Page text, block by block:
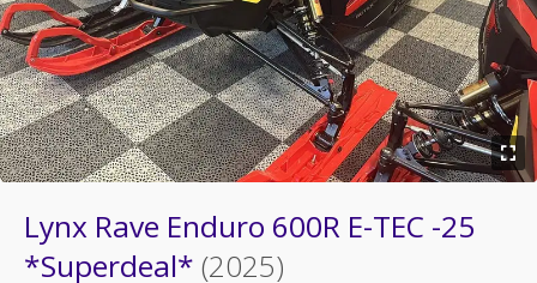
Lynx Rave Enduro 600R E-TEC -25
*Superdeal* (2025)